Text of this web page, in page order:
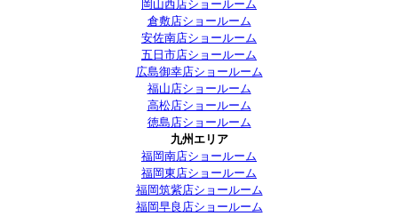
岡山西店ショールーム
倉敷店ショールーム
安佐南店ショールーム
五日市店ショールーム
広島御幸店ショールーム
福山店ショールーム
高松店ショールーム
徳島店ショールーム
九州エリア
福岡南店ショールーム
福岡東店ショールーム
福岡筑紫店ショールーム
福岡早良店ショールーム